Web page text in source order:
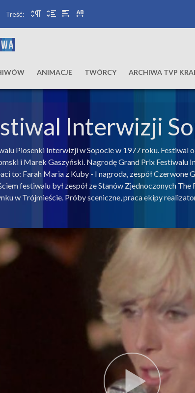
Treść:
ANIMACJE TWÓRCY ARCHIWA TVP
Interwizji
Piosenki Interwizji w Sopocie w 1977 roku. Festiwal
i Marek Gaszyński. Nagrodę Grand Prix Festiwalu
to: Farah Maria z Kuby - I nagroda, zespół Czerwone
festiwalu był zespół ze Stanów Zjednoczonych
w Trójmieście. Próby sceniczne, praca ekipy